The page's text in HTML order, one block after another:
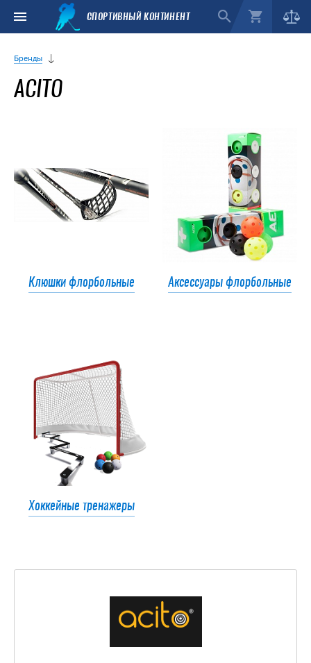
СПОРТИВНЫЙ КОНТИНЕНТ
Бренды
ACITO
Клюшки флорбольные Аксессуары флорбольные
Хоккейные тренажеры